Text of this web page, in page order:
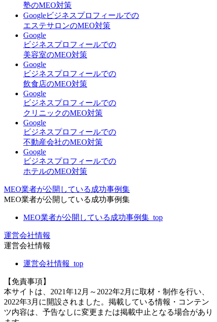
塾のMEO対策
Googleビジネスプロフィールでの
エステサロンのMEO対策
Google
ビジネスプロフィールでの
美容室のMEO対策
Google
ビジネスプロフィールでの
飲食店のMEO対策
Google
ビジネスプロフィールでの
クリニックのMEO対策
Google
ビジネスプロフィールでの
不動産会社のMEO対策
Google
ビジネスプロフィールでの
ホテルのMEO対策
MEO業者が公開している成功事例集
MEO業者が公開している成功事例集
MEO業者が公開している成功事例集_top
運営会社情報
運営会社情報
運営会社情報_top
【免責事項】
本サイトは、2021年12月～2022年2月に取材・制作を行い、
2022年3月に開設されました。掲載している情報・コンテン
ツ内容は、予告なしに変更または掲載中止となる場合があり